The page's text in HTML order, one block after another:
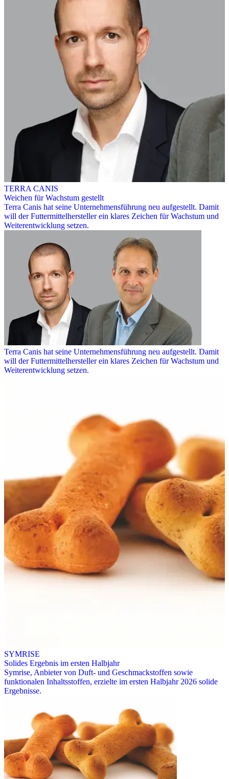
TERRA CANIS
Weichen für Wachstum gestellt
Terra Canis hat seine Unternehmensführung neu aufgestellt. Damit
will der Futtermittelhersteller ein klares Zeichen für Wachstum und
Weiterentwicklung setzen.
Terra Canis hat seine Unternehmensführung neu aufgestellt. Damit
will der Futtermittelhersteller ein klares Zeichen für Wachstum und
Weiterentwicklung setzen.
SYMRISE
Solides Ergebnis im ersten Halbjahr
Symrise, Anbieter von Duft- und Geschmackstoffen sowie
funktionalen Inhaltsstoffen, erzielte im ersten Halbjahr 2026 solide
Ergebnisse.